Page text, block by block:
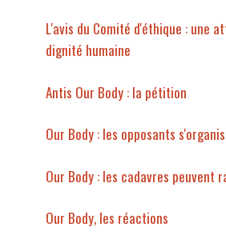
L'avis du Comité d'éthique : une
dignité humaine
Antis Our Body : la pétition
Our Body : les opposants
Our Body : les cadavres peuvent
Our Body, les réactions